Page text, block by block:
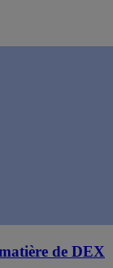
de DEX